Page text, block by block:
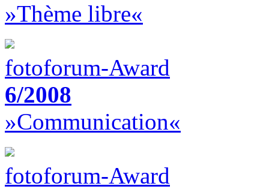
»Thème libre«
fotoforum-Award
6/2008
»Communication«
fotoforum-Award